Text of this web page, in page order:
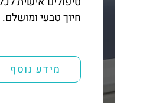
חיוך טבעי ומושלם.
מידע נוסף